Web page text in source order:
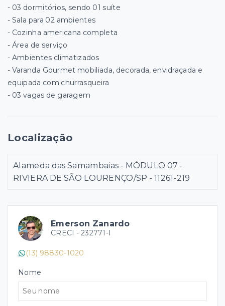
Emerson Zanardo
CRECI - 232771-I
(13) 98830-1020
Nome
- 03 dormitórios, sendo 01 suíte
- Sala para 02 ambientes
- Cozinha americana completa
- Área de serviço
- Ambientes climatizados
- Varanda Gourmet mobiliada, decorada, envidraçada e
equipada com churrasqueira
- 03 vagas de garagem
Localização
Alameda das Samambaias - MÓDULO 07 -
RIVIERA DE SÃO LOURENÇO/SP - 11261-219